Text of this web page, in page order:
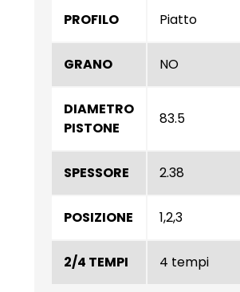
PROFILO Piatto
GRANO NO
DIAMETRO
PISTONE
83.5
SPESSORE 2.38
POSIZIONE 1,2,3
2/4 TEMPI 4 tempi